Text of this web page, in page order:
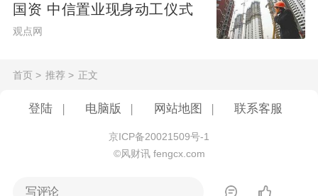
国资 中信置业现身动工仪式
观点网
首页 > 推荐 > 正文
登陆 | 电脑版 | 网站地图 | 联系客服
京ICP备20021509号-1
©风财讯 fengcx.com
写评论